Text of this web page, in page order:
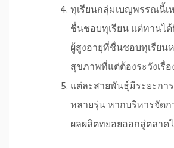
ทุเรียนกลุ่มเบญพรรณนี้
ชื่นชอบทุเรียน แต่ทานไ
ผู้สูงอายุที่ชื่นชอบทุเรีย
สุขภาพที่แต่ต้องระวังเรื่
แต่ละสายพันธุ์มีระยะกา
หลายรุ่น หากบริหารจัด
ผลผลิตทยอยออกสู่ตลาด